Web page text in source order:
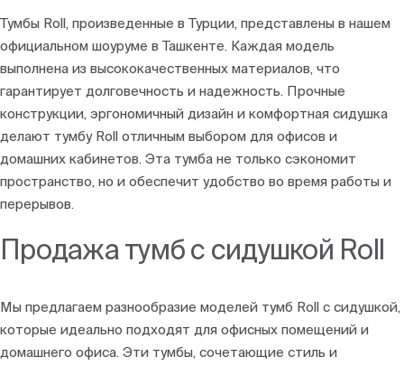
Тумбы Roll, произведенные в Турции, представлены в нашем
официальном шоуруме в Ташкенте. Каждая модель
выполнена из высококачественных материалов, что
гарантирует долговечность и надежность. Прочные
конструкции, эргономичный дизайн и комфортная сидушка
делают тумбу Roll отличным выбором для офисов и
домашних кабинетов. Эта тумба не только сэкономит
пространство, но и обеспечит удобство во время работы и
перерывов.
Продажа тумб с сидушкой Roll
Мы предлагаем разнообразие моделей тумб Roll с сидушкой,
которые идеально подходят для офисных помещений и
домашнего офиса. Эти тумбы, сочетающие стиль и